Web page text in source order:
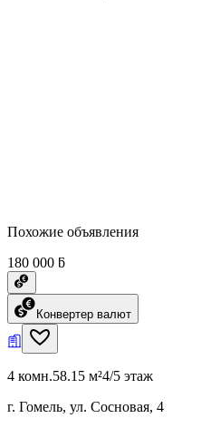
Похожие объявления
180 000 ƃ
Конвертер валют
4 комн.58.15 м²4/5 этаж
г. Гомель, ул. Сосновая, 4